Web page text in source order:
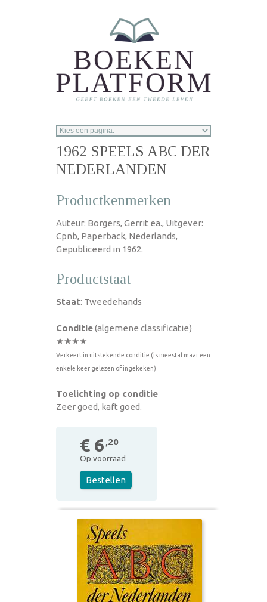
1962 SPEELS ABC DER
NEDERLANDEN
Productkenmerken
Auteur: Borgers, Gerrit ea., Uitgever:
Cpnb, Paperback, Nederlands,
Gepubliceerd in 1962.
Productstaat
Staat: Tweedehands
Conditie(algemene classificatie)
★★★★
Verkeert in uitstekende conditie (is meestal maar een
enkele keer gelezen of ingekeken)
Toelichting op conditie
Zeer goed, kaft goed.
€ 6 ,20
Op voorraad
Bestellen